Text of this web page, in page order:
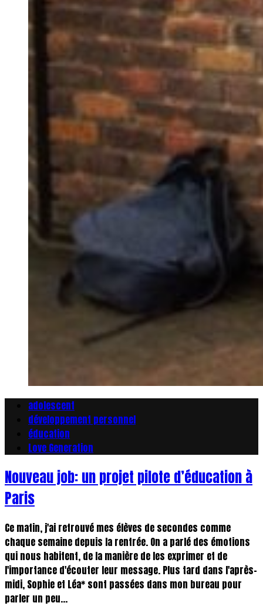
adolescent
développement personnel
éducation
Love Generation
Nouveau job: un projet pilote d’éducation à
Paris
Ce matin, j'ai retrouvé mes élèves de secondes comme
chaque semaine depuis la rentrée. On a parlé des émotions
qui nous habitent, de la manière de les exprimer et de
l'importance d'écouter leur message. Plus tard dans l'après-
midi, Sophie et Léa* sont passées dans mon bureau pour
parler un peu...